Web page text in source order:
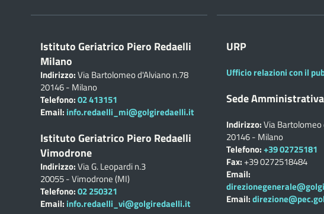
Istituto Geriatrico Piero Redaelli
Milano
Indirizzo:Via Bartolomeo d'Alviano n.78
20146 - Milano
Telefono:02 413151
Email: info.redaelli_mi@golgiredaelli.it
Istituto Geriatrico Piero Redaelli
Vimodrone
Indirizzo:Via G. Leopardi n.3
20055 - Vimodrone (MI)
Telefono:02 250321
Email: info.redaelli_vi@golgiredaelli.it
URP
Ufficio relazioni con il
Sede Amministrativa
Indirizzo:Via Bartolomeo
20146 - Milano
Telefono:+39 02725181
Fax:+39 0272518484
Email:
Email: